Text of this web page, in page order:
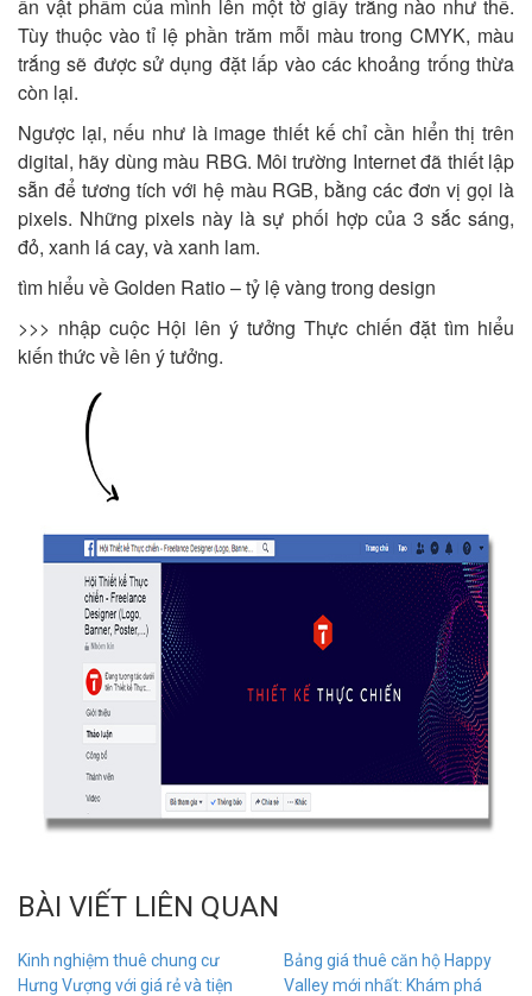
ấn vật phẩm của mình lên một tờ giấy trắng nào như thế.
Tùy thuộc vào tỉ lệ phần trăm mỗi màu trong CMYK, màu
trắng sẽ được sử dụng đặt lấp vào các khoảng trống thừa
còn lại.
Ngược lại, nếu như là image thiết kế chỉ cần hiển thị trên
digital, hãy dùng màu RBG. Môi trường Internet đã thiết lập
sẵn để tương tích với hệ màu RGB, bằng các đơn vị gọi là
pixels. Những pixels này là sự phối hợp của 3 sắc sáng,
đỏ, xanh lá cay, và xanh lam.
tìm hiểu về Golden Ratio – tỷ lệ vàng trong design
>>> nhập cuộc Hội lên ý tưởng Thực chiến đặt tìm hiểu
kiến thức về lên ý tưởng.
BÀI VIẾT LIÊN QUAN
Kinh nghiệm thuê chung cư
Hưng Vượng với giá rẻ và tiện
Bảng giá thuê căn hộ Happy
Valley mới nhất: Khám phá